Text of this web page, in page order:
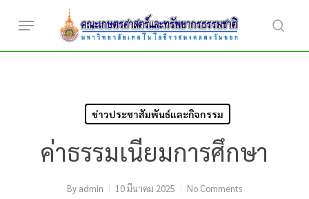
Menu
ข่าวประชาสัมพันธ์และกิจกรรม
ค่าธรรมเนียมการศึกษา
By admin 10 มีนาคม 2025 No Comments